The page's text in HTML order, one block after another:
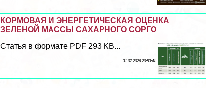
КОРМОВАЯ И ЭНЕРГЕТИЧЕСКАЯ ОЦЕНКА
ЗЕЛЕНОЙ МАССЫ САХАРНОГО СОРГО
Статья в формате PDF 293 KB...
31 07 2026 20:53:44